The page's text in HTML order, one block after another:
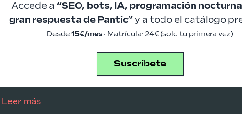
Leer más
Accede a “SEO, bots, IA, programación
gran respuesta de Pantic”y a todo el catálogo
Desde15€/mes · Matrícula: 24€ (solo tu primera vez)
Suscríbete
Recursos a tutiplén Roadmaps
Changelog